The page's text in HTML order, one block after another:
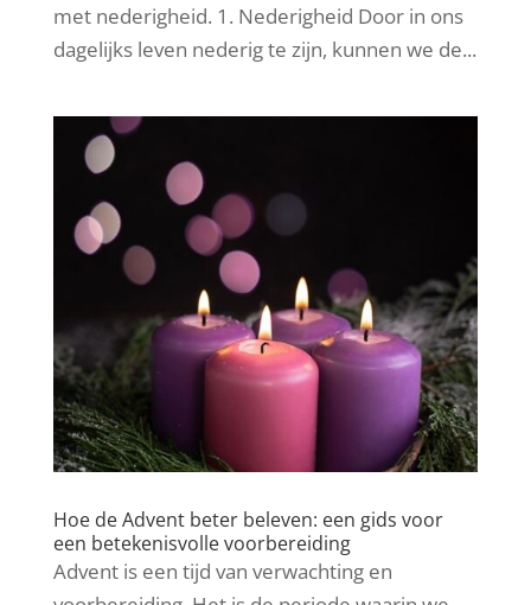
met nederigheid. 1. Nederigheid Door in ons
dagelijks leven nederig te zijn, kunnen we de...
Hoe de Advent beter beleven: een gids voor
een betekenisvolle voorbereiding
Advent is een tijd van verwachting en